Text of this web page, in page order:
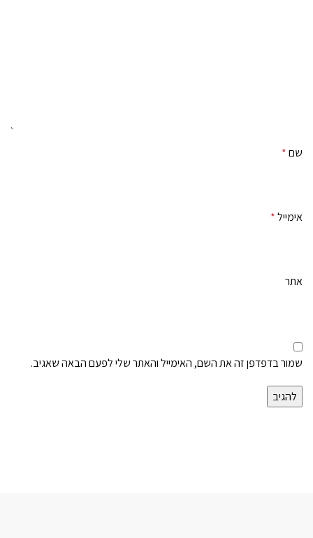
שם*
אימייל*
אתר
שמור בדפדפן זה את השם, האימייל והאתר שלי לפעם הבאה שאגיב.